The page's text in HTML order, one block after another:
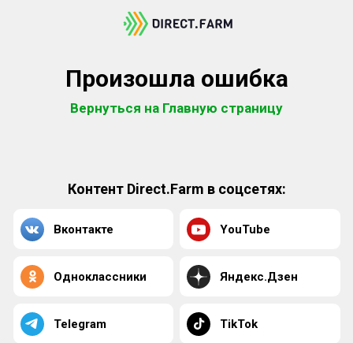
Произошла ошибка
Вернуться на Главную страницу
Контент Direct.Farm в соцсетях:
Вконтакте YouTube
Одноклассники Яндекс.Дзен
Telegram TikTok